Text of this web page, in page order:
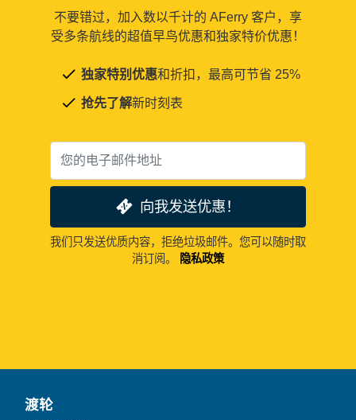
不要错过，加入数以千计的 AFerry 客户，享
受多条航线的超值早鸟优惠和独家特价优惠！
独家特别优惠和折扣，最高可节省 25%
抢先了解新时刻表
向我发送优惠！
我们只发送优质内容，拒绝垃圾邮件。您可以随时取
消订阅。
隐私政策
渡轮